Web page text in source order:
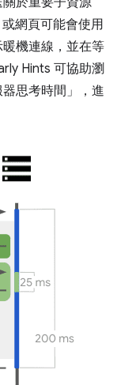
網頁可能會使用
機連線，並在等
Hints 可協助瀏
思考時間」，進